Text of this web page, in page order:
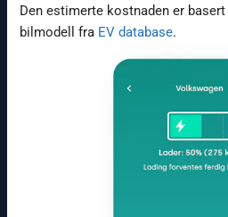
Den estimerte kostnaden er
bilmodell fra EV database.